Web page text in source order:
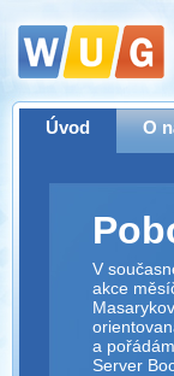
Úvod O
V
akce
a
Server